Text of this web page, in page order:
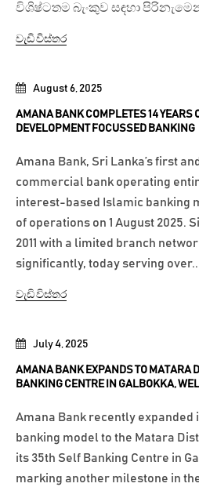
July 4, 2025
AMANA BANK EXPANDS TO MATARA
BANKING CENTRE IN GALBOKKA,
Amana Bank recently
banking model to the Matara
its 35th Self Banking Centre in
marking another milestone in
August 6, 2025
AMANA BANK COMPLETES 14 YEARS
DEVELOPMENT FOCUSSED BANKING
Amana Bank, Sri Lanka’s first
commercial bank operating
interest-based Islamic banking
of operations on 1 August 2025.
2011 with a limited branch
significantly, today serving
වැඩි විස්තර
විශිෂ්ටතම බැංකුව සඳහා
වැඩි විස්තර